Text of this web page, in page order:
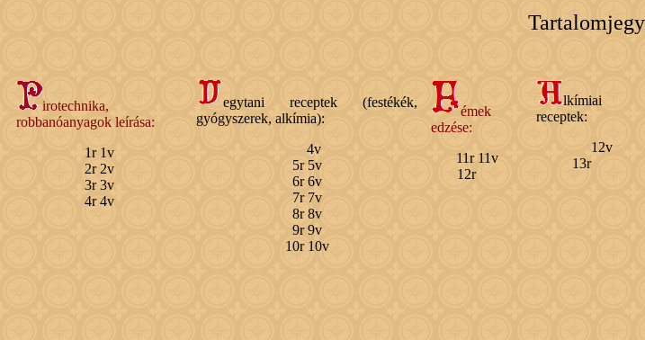
irotechnika,
robbanóanyagok leírása:
1r 1v
2r 2v
3r 3v
4r 4v
egytani receptek (festékék,
gyógyszerek, alkímia):
4v
5r 5v
6r 6v
7r 7v
8r 8v
9r 9v
10r 10v
émek
edzése:
11r 11v
12r
lkímiai
receptek:
12v
13r